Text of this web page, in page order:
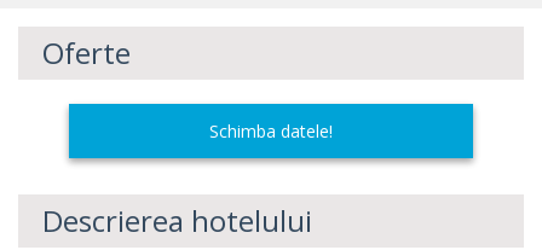
Oferte
Schimba datele!
Descrierea hotelului